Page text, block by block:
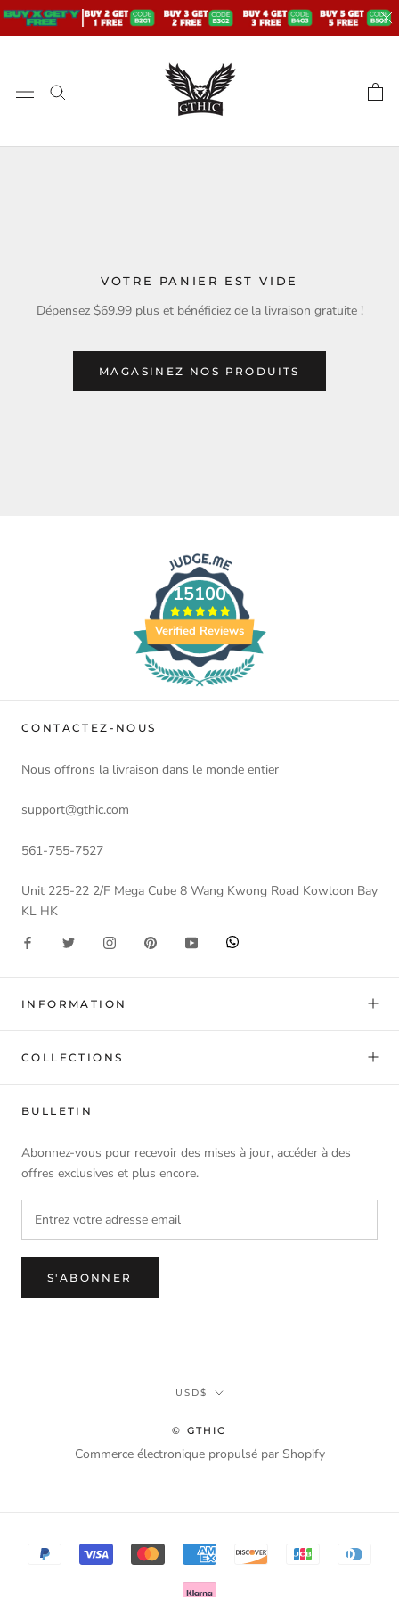
Aller
VOTRE PANIER EST VIDE
Dépensez $69.99plus et bénéficiez de la livraison gratuite !
MAGASINEZ NOS PRODUITS
15100
Verified Reviews
CONTACTEZ-NOUS
Nous offrons la livraison dans le monde entier
support@gthic.com
561-755-7527
Unit 225-22 2/F Mega Cube 8 Wang Kwong Road Kowloon Bay
KL HK
INFORMATION
COLLECTIONS
BULLETIN
Abonnez-vous pour recevoir des mises à jour, accéder à des
offres exclusives et plus encore.
S'ABONNER
Monnaie
USD$
© GTHIC
Commerce électronique propulsé par Shopify